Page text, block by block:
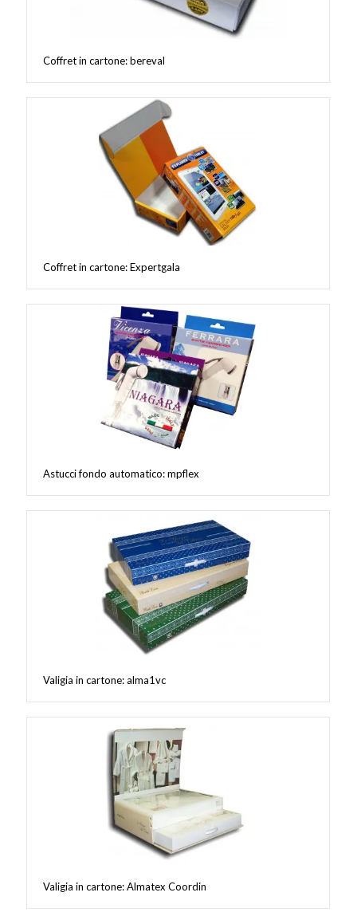
Coffret in cartone: bereval
Coffret in cartone: Expertgala
Astucci fondo automatico: mpflex
Valigia in cartone: alma1vc
Valigia in cartone: Almatex Coordin